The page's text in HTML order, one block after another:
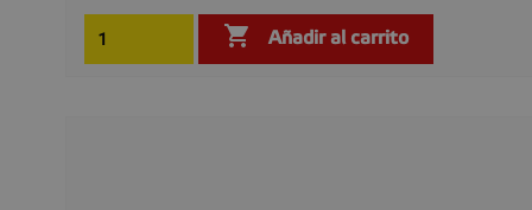
 Añadir al carrito